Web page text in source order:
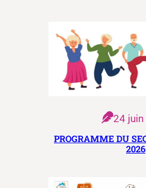
24
PROGRAMME DU
2026